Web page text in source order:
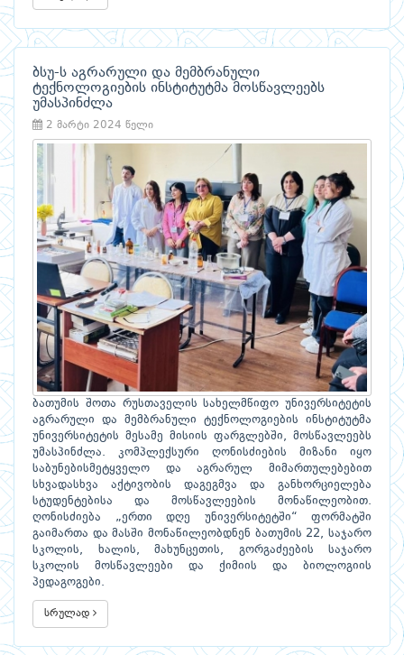
ბსუ-ს აგრარული და მემბრანული
ტექნოლოგიების ინსტიტუტმა მოსწავლეებს
უმასპინძლა
2 მარტი 2024 წელი
ბათუმის შოთა რუსთაველის სახელმწიფო უნივერსიტეტის
აგრარული და მემბრანული ტექნოლოგიების ინსტიტუტმა
უნივერსიტეტის მესამე მისიის ფარგლებში, მოსწავლეებს
უმასპინძლა. კომპლექსური ღონისძიების მიზანი იყო
საბუნებისმეტყველო და აგრარულ მიმართულებებით
სხვადასხვა აქტივობის დაგეგმვა და განხორციელება
სტუდენტებისა და მოსწავლეების მონაწილეობით.
ღონისძიება „ერთი დღე უნივერსიტეტში“ ფორმატში
გაიმართა და მასში მონაწილეობდნენ ბათუმის 22, საჯარო
სკოლის, ხალის, მახუნცეთის, გორგაძეების საჯარო
სკოლის მოსწავლეები და ქიმიის და ბიოლოგიის
პედაგოგები.
სრულად